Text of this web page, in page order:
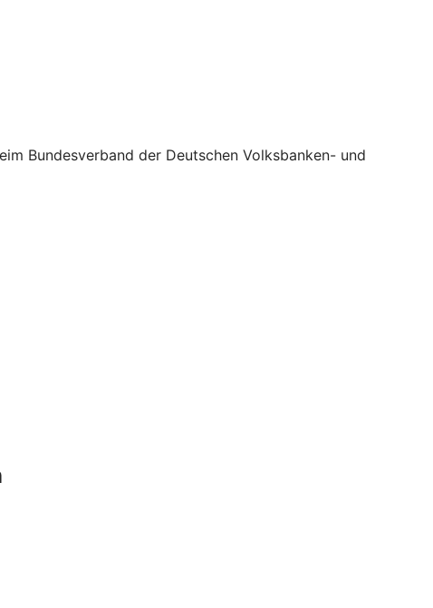
Bundesverband der Deutschen Volksbanken- und